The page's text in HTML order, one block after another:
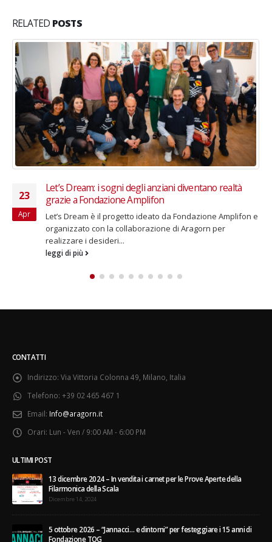
RELATED POSTS
12
Ott
Alert Bando Bando Cariplo “Per il libro e la lettura”
Ti segnaliamo il bando “Per il libro e la lettura”,
un'iniziativa di Fondazione Cariplo in scadenza il 16
dicembre. Il Bando ha...
leggi di più
Telefono: +39 02 465 467 1
Email: Info@aragorn.it
Orari: Lun - Ven / 9:00 AM - 6:00 PM
Filarmonica della Scala
Dicembre 14, 2024
5 ottobre 2026 – “Jannacci… e dintorni” per festeggiare i 15 anni di
Fondazione TOG
Giugno 15, 2026